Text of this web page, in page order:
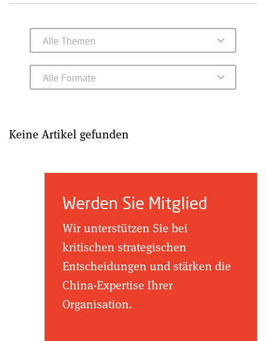
Keine Artikel gefunden
Werden Sie Mitglied
Wir unterstützen Sie bei
kritischen strategischen
Entscheidungen und stärken die
China-Expertise Ihrer
Organisation.